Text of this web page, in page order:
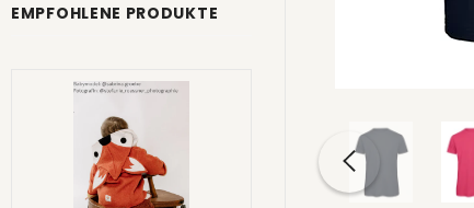
EMPFOHLENE PRODUKTE